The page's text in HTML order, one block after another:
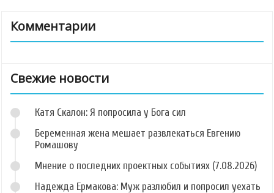
Комментарии
Свежие новости
Катя Скалон: Я попросила у Бога сил
Беременная жена мешает развлекаться Евгению
Ромашову
Мнение о последних проектных событиях (7.08.2026)
Надежда Ермакова: Муж разлюбил и попросил уехать